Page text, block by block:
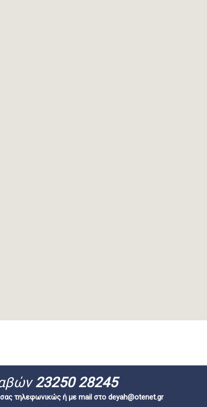
23250 28245
τηλεφωνικώς ή με mail στο deyah@otenet.gr